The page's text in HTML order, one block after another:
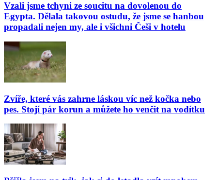
Vzali jsme tchyni ze soucitu na dovolenou do
Egypta. Dělala takovou ostudu, že jsme se hanbou
propadali nejen my, ale i všichni Češi v hotelu
Zvíře, které vás zahrne láskou víc než kočka nebo
pes. Stojí pár korun a můžete ho venčit na vodítku